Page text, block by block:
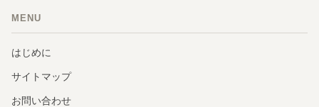
MENU
はじめに
サイトマップ
お問い合わせ